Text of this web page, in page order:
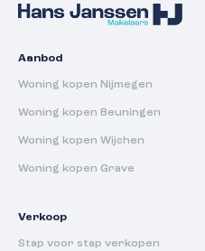
Aanbod
Woning kopen Nijmegen
Woning kopen Beuningen
Woning kopen Wijchen
Woning kopen Grave
Verkoop
Stap voor stap verkopen